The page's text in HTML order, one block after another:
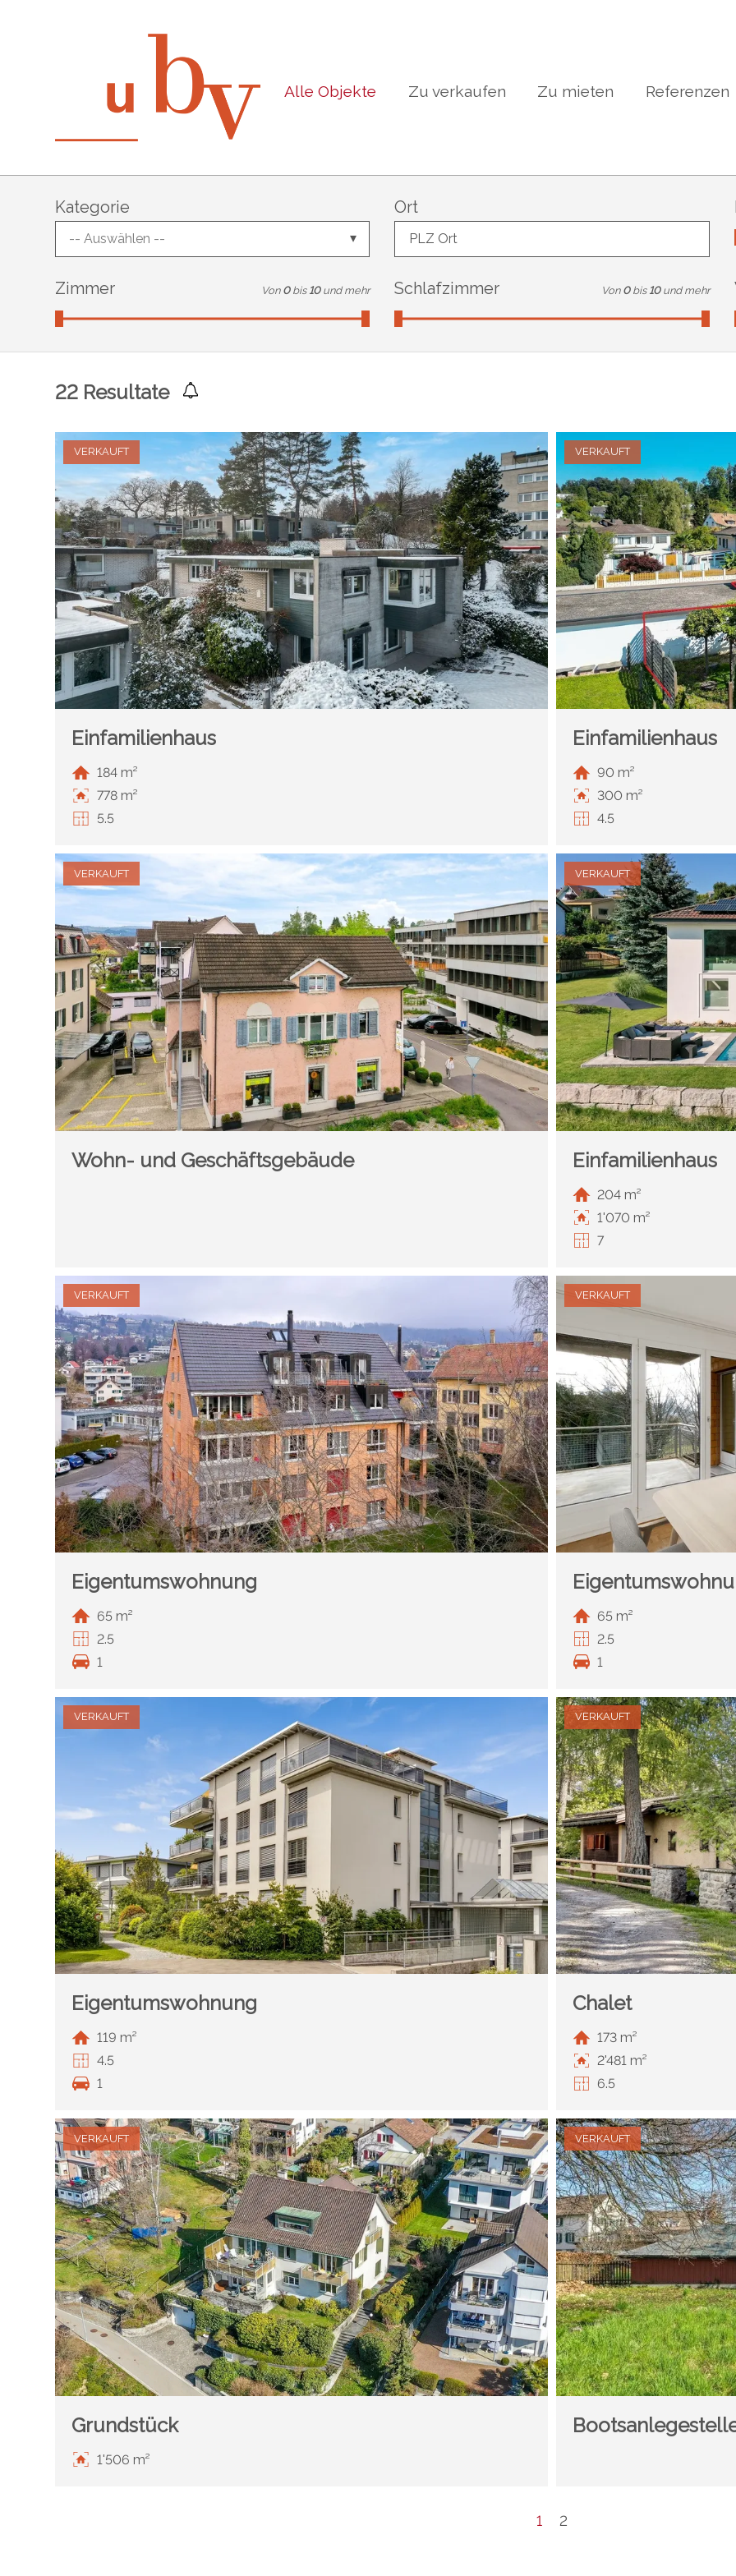
Alle Objekte Zu verkaufen Zu mieten Referenzen
Kategorie
-- Auswählen --
Ort
PLZ Ort
Zimmer Von 0 bis 10 und mehr Schlafzimmer Von 0 bis 10 und mehr
22 Resultate
VERKAUFT
Einfamilienhaus
184 m²
778 m²
5.5
VERKAUFT
Einfamilienhaus
90 m²
300 m²
4.5
VERKAUFT
Wohn- und Geschäftsgebäude
VERKAUFT
Einfamilienhaus
204 m²
1'070 m²
7
VERKAUFT
Eigentumswohnung
65 m²
2.5
1
VERKAUFT
65 m²
2.5
1
VERKAUFT
Eigentumswohnung
119 m²
4.5
1
VERKAUFT
Chalet
173 m²
2'481 m²
6.5
VERKAUFT
Grundstück
1'506 m²
VERKAUFT
1 2